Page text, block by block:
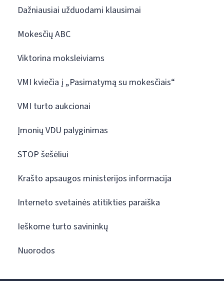
Dažniausiai užduodami klausimai
Mokesčių ABC
Viktorina moksleiviams
VMI kviečia į „Pasimatymą su mokesčiais“
VMI turto aukcionai
Įmonių VDU palyginimas
STOP šešėliui
Krašto apsaugos ministerijos informacija
Interneto svetainės atitikties paraiška
Ieškome turto savininkų
Nuorodos